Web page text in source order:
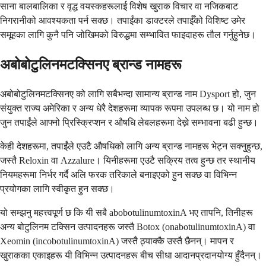
साना बालबालिका र वृद्ध वयस्कहरूलाई विशेष खुराक विचार वा नजिकबाट
निगरानीको आवश्यकता पर्न सक्छ। तपाईंका डाक्टरले तपाईँको विशिष्ट उमेर
समूहका लागि कुनै पनि जोखिमको विरुद्धमा सम्भावित फाइदाहरू तौल गर्नुहुनेछ।
अबोबोटुलिनमटक्सिनए ब्रान्ड नामहरू
अबोबोटुलिनमटक्सिनए को लागि सबैभन्दा सामान्य ब्रान्ड नाम Dysport हो, जुन
संयुक्त राज्य अमेरिका र अन्य धेरै देशहरूमा व्यापक रूपमा उपलब्ध छ। यो नाम हो
जुन तपाईंले आफ्नो प्रिस्क्रिप्शन र औषधि लेबलहरूमा देख्ने सम्भावना बढी हुन्छ।
केही देशहरूमा, तपाईंले एउटै औषधिको लागि अन्य ब्रान्ड नामहरू भेट्न सक्नुहुन्छ,
जस्तै Reloxin वा Azzalure। यिनीहरूमा एउटै सक्रिय तत्व हुन्छ तर स्थानीय
नियमहरूमा निर्भर गर्दै अलि फरक तरिकाले बनाइएको हुन सक्छ वा विभिन्न
प्रयोगका लागि स्वीकृत हुन सक्छ।
यो सम्झनु महत्त्वपूर्ण छ कि यी सबै abobotulinumtoxinA भए तापनि, तिनीहरू
अन्य बोटुलिनम टक्सिन उत्पादनहरू जस्तै Botox (onabotulinumtoxinA) वा
Xeomin (incobotulinumtoxinA) जस्तै ठ्याक्कै उस्तै छैनन्। मापन र
खुराकका एकाइहरू यी विभिन्न उत्पादनहरू बीच सीधा आदानप्रदानयोग्य हुँदैनन्।